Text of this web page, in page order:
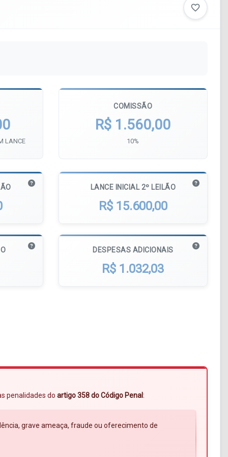
favorite_border
LANCE
COMISSÃO
R$ 1.560,00
10%
LANCE INICIAL 2º LEILÃO
R$ 15.600,00
DESPESAS ADICIONAIS
R$ 1.032,03
penalidades do artigo 358 do Código Penal:
grave ameaça, fraude ou oferecimento de